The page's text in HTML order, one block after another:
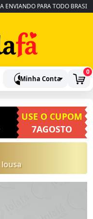
PARA TODO BRASIL
Minha Conta
0
USE O CUPOM
7AGOSTO
lousa